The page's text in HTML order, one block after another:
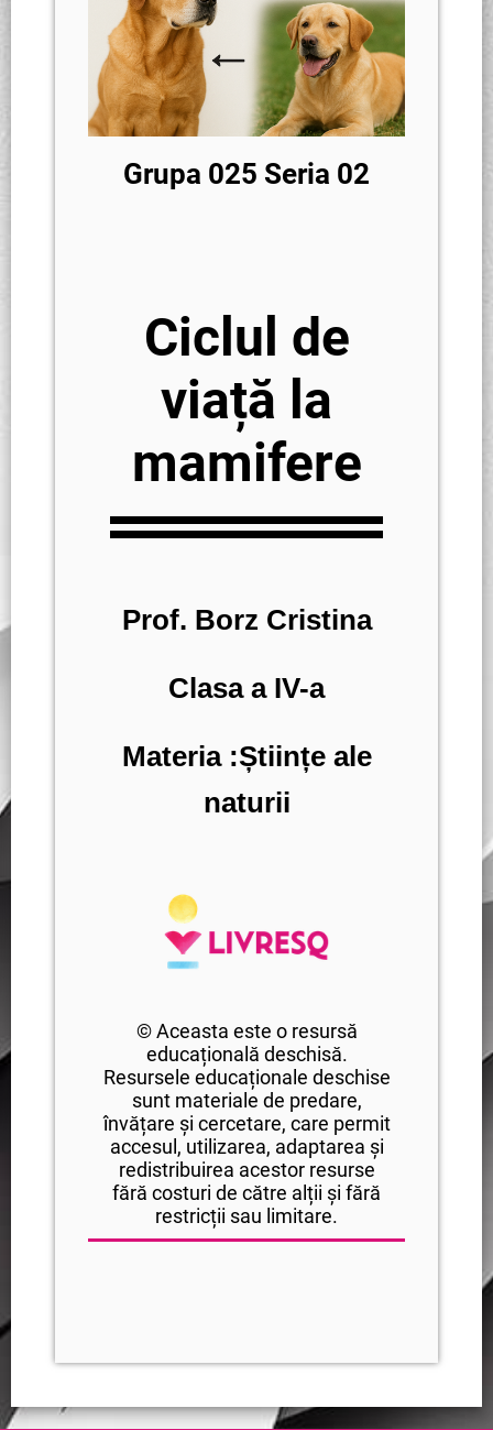
Grupa 025 Seria 02
Ciclul de
viață la
mamifere
Prof. Borz Cristina
Clasa a IV-a
Materia :Științe ale
naturii
© Aceasta este o resursă
educațională deschisă.
Resursele educaționale deschise
sunt materiale de predare,
învățare și cercetare, care permit
accesul, utilizarea, adaptarea și
redistribuirea acestor resurse
fără costuri de către alții și fără
restricții sau limitare.